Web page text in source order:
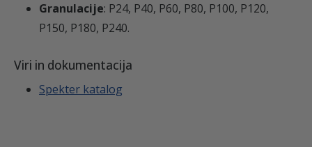
Granulacije: P24, P40, P60, P80, P100, P120,
P150, P180, P240.
Viri in dokumentacija
Spekter katalog